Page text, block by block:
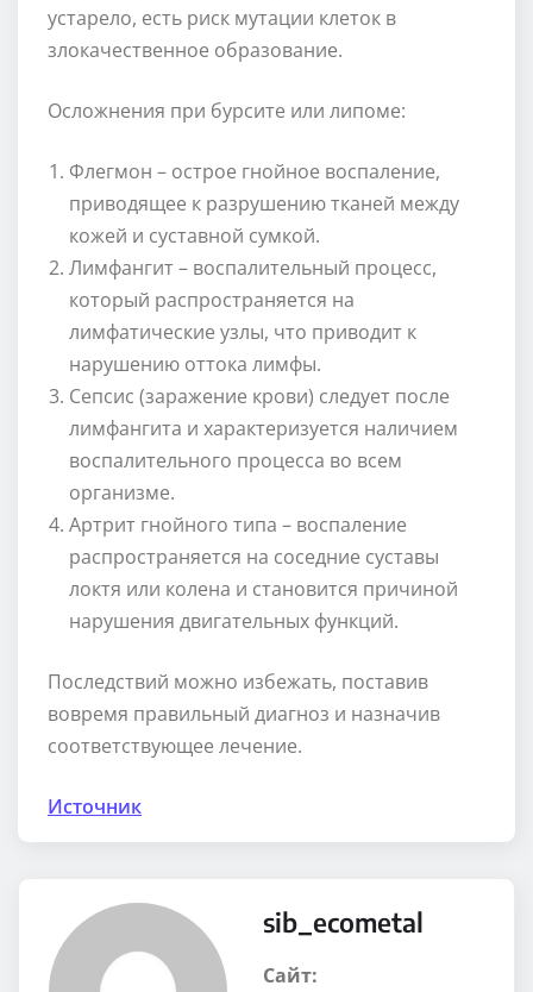
устарело, есть риск мутации клеток в
злокачественное образование.
Осложнения при бурсите или липоме:
Флегмон – острое гнойное воспаление,
приводящее к разрушению тканей между
кожей и суставной сумкой.
Лимфангит – воспалительный процесс,
который распространяется на
лимфатические узлы, что приводит к
нарушению оттока лимфы.
Сепсис (заражение крови) следует после
лимфангита и характеризуется наличием
воспалительного процесса во всем
организме.
Артрит гнойного типа – воспаление
распространяется на соседние суставы
локтя или колена и становится причиной
нарушения двигательных функций.
Последствий можно избежать, поставив
вовремя правильный диагноз и назначив
соответствующее лечение.
Источник
sib_ecometal
Сайт: